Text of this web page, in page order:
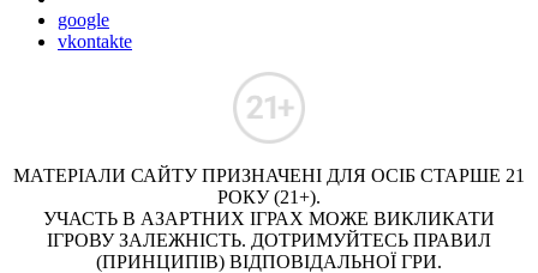
google
vkontakte
МАТЕРІАЛИ САЙТУ ПРИЗНАЧЕНІ ДЛЯ ОСІБ СТАРШЕ 21
РОКУ (21+).
УЧАСТЬ В АЗАРТНИХ ІГРАХ МОЖЕ ВИКЛИКАТИ
ІГРОВУ ЗАЛЕЖНІСТЬ. ДОТРИМУЙТЕСЬ ПРАВИЛ
(ПРИНЦИПІВ) ВІДПОВІДАЛЬНОЇ ГРИ.